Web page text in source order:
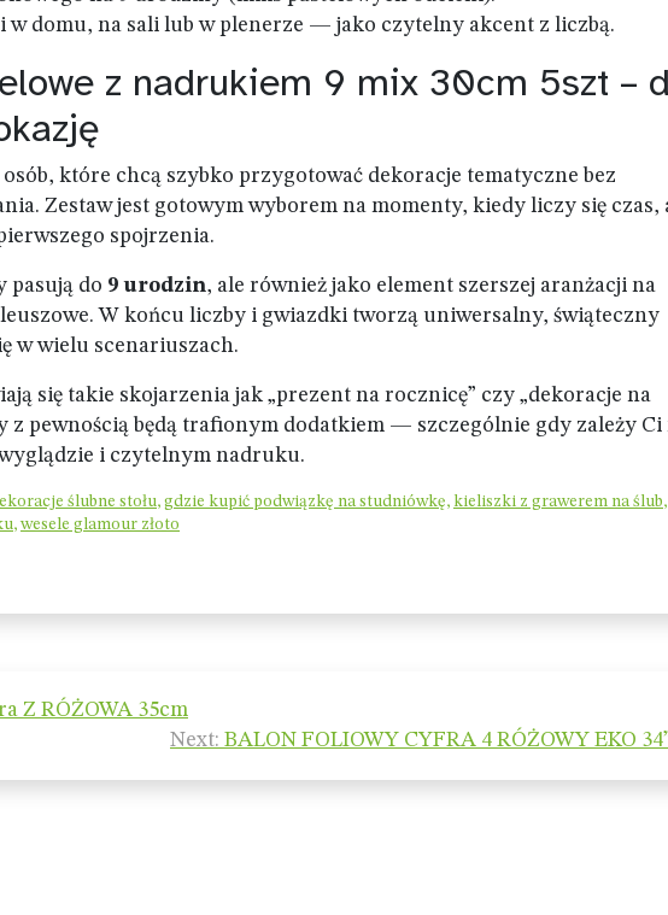
w domu, na sali lub w plenerze — jako czytelny akcent z liczbą.
z nadrukiem 9 mix 30cm 5szt –
które chcą szybko przygotować dekoracje tematyczne bez
Zestaw jest gotowym wyborem na momenty, kiedy liczy się czas,
spojrzenia.
pasują do 9 urodzin, ale również jako element szerszej aranżacji na
W końcu liczby i gwiazdki tworzą uniwersalny, świąteczny
w wielu scenariuszach.
się takie skojarzenia jak „prezent na rocznicę” czy „dekoracje na
z pewnością będą trafionym dodatkiem — szczególnie gdy zależy Ci
i czytelnym nadruku.
ślubne stołu, gdzie kupić podwiązkę na studniówkę, kieliszki z grawerem na ślub,
, wesele glamour złoto
Z RÓŻOWA 35cm
Next: BALON FOLIOWY CYFRA 4 RÓŻOWY EKO